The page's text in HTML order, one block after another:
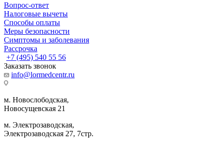
Вопрос-ответ
Налоговые вычеты
Способы оплаты
Меры безопасности
Симптомы и заболевания
Рассрочка
+7 (495) 540 55 56
Заказать звонок
info@lormedcentr.ru
м. Новослободская,
Новосущевская 21
м. Электрозаводская,
Электрозаводская 27, 7стр.